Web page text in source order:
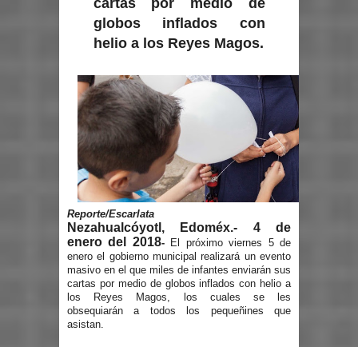
cartas por medio de
globos inflados con
helio a los Reyes Magos.
Reporte/Escarlata
Nezahualcóyotl, Edoméx.- 4 de
enero del 2018-El próximo viernes 5 de
enero el gobierno municipal realizará un evento
masivo en el que miles de infantes enviarán sus
cartas por medio de globos inflados con helio a
los Reyes Magos, los cuales se les
obsequiarán a todos los pequeñines que
asistan.